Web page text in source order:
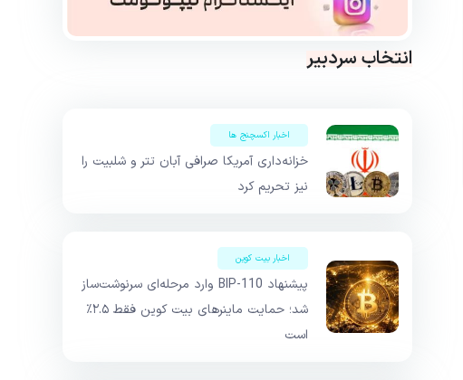
انتخاب سردبیر
اخبار اکسچنج ها
خزانه‌داری آمریکا صرافی آبان تتر و شلبیت را
نیز تحریم کرد
اخبار بیت کوین
پیشنهاد BIP-110 وارد مرحله‌ای سرنوشت‌ساز
شد؛ حمایت ماینرهای بیت کوین فقط ۲.۵٪
است